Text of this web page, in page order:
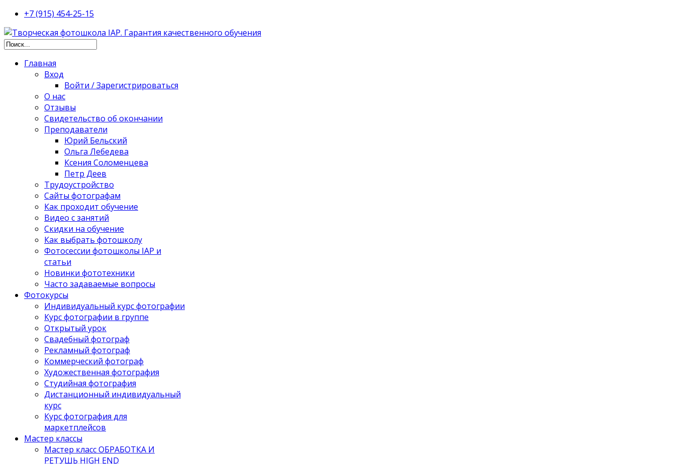
+7 (915) 454-25-15
Главная
Вход
Войти / Зарегистрироваться
О нас
Отзывы
Свидетельство об окончании
Преподаватели
Юрий Бельский
Ольга Лебедева
Ксения Соломенцева
Петр Деев
Трудоустройство
Сайты фотографам
Как проходит обучение
Видео с занятий
Скидки на обучение
Как выбрать фотошколу
Фотосессии фотошколы IAP и
статьи
Новинки фототехники
Часто задаваемые вопросы
Фотокурсы
Индивидуальный курс фотографии
Курс фотографии в группе
Открытый урок
Свадебный фотограф
Рекламный фотограф
Коммерческий фотограф
Художественная фотография
Студийная фотография
Дистанционный индивидуальный
курс
Курс фотография для
маркетплейсов
Мастер классы
Мастер класс ОБРАБОТКА И
РЕТУШЬ HIGH END